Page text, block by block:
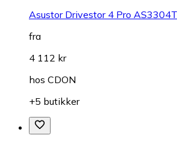
Asustor Drivestor 4 Pro
fra
4 112 kr
hos CDON
+5 butikker